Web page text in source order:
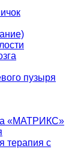
пузыря
«МАТРИКС»
терапия с